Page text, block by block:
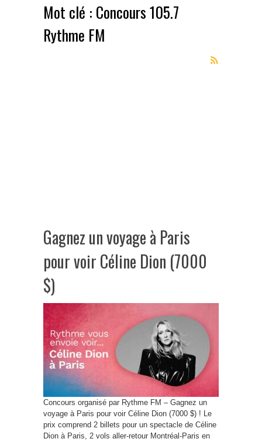
Mot clé : Concours 105.7
Rythme FM
Gagnez un voyage à Paris
pour voir Céline Dion (7000
$)
Concours organisé par Rythme FM – Gagnez un
voyage à Paris pour voir Céline Dion (7000 $) ! Le
prix comprend 2 billets pour un spectacle de Céline
Dion à Paris, 2 vols aller-retour Montréal-Paris en